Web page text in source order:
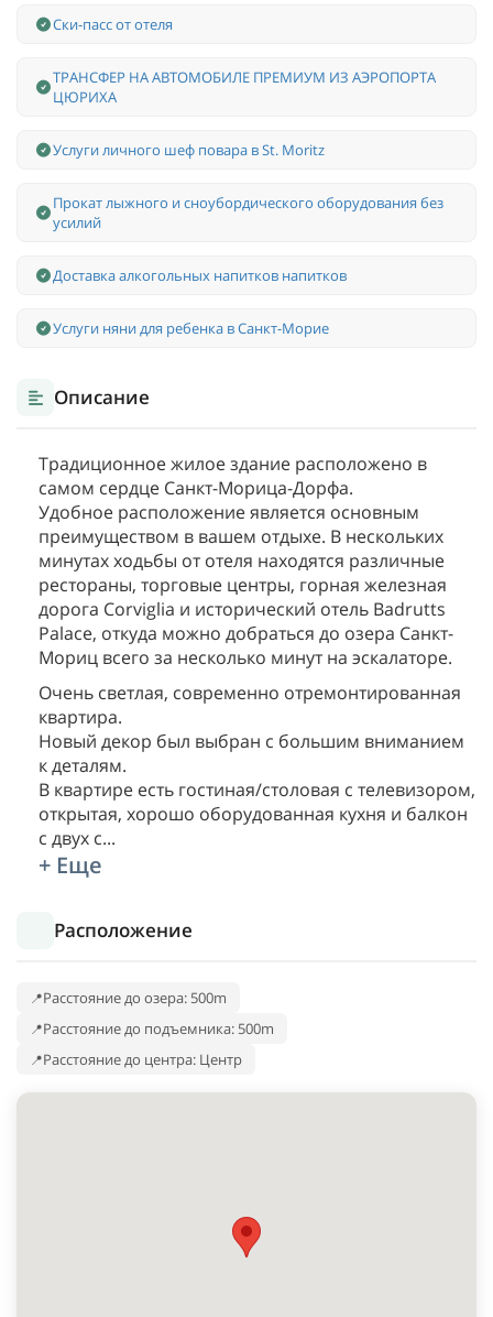
Ски-пасс от отеля
ТРАНСФЕР НА АВТОМОБИЛЕ ПРЕМИУМ ИЗ АЭРОПОРТА
ЦЮРИХА
Услуги личного шеф повара в St. Moritz
Прокат лыжного и сноубордического оборудования без
усилий
Доставка алкогольных напитков напитков
Услуги няни для ребенка в Санкт-Морие
Описание
Традиционное жилое здание расположено в
самом сердце Санкт-Морица-Дорфа.
Удобное расположение является основным
преимуществом в вашем отдыхе. В нескольких
минутах ходьбы от отеля находятся различные
рестораны, торговые центры, горная железная
дорога Corviglia и исторический отель Badrutts
Palace, откуда можно добраться до озера Санкт-
Мориц всего за несколько минут на эскалаторе.
Очень светлая, современно отремонтированная
квартира.
Новый декор был выбран с большим вниманием
к деталям.
В квартире есть гостиная/столовая с телевизором,
открытая, хорошо оборудованная кухня и балкон
с двух с...
+ Еще
Расположение
Расстояние до озера: 500m
Расстояние до подъемника: 500m
Расстояние до центра: Центр